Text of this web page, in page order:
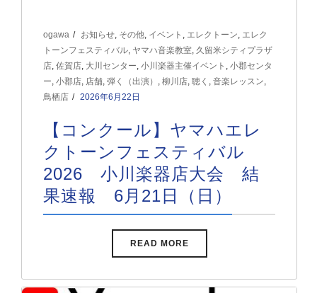
ogawa お知らせ, その他, イベント , エレクトーン, エレク
トーンフェスティバル, ヤマハ音楽教室, 久留米シティプラザ
店, 佐賀店, 大川センター, 小川楽器主催イベント , 小郡センタ
ー, 小郡店, 店舗, 弾く（出演） , 柳川店, 聴く , 音楽レッスン,
鳥栖店
2026年6月22日
【コンクール】ヤマハエレ
クトーンフェスティバル
2026 小川楽器店大会 結
果速報 6月21日（日）
READ MORE